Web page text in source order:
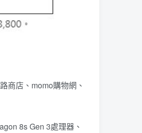
商店、momo購物網、
8s Gen 3處理器、